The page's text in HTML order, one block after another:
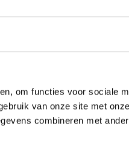
om functies voor sociale
van onze site met
combineren met